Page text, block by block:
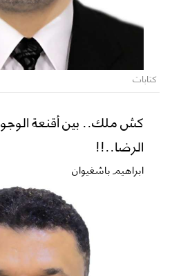
كتابات
كش ملك.. بين أقنعة
الرضا..!!
ابراهيم باشغيوان